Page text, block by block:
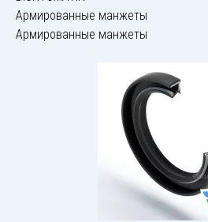
Армированные манжеты
Армированные манжеты